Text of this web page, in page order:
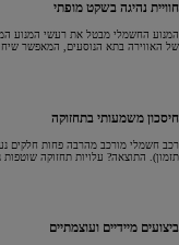
חוויית נהיגה בשקט מופתי
המנוע החשמלי מבטל את רעשי המנוע
של האווירה בתא הנוסעים, המאפשר שיחות
חיסכון משמעותי בתחזוקה
רכב חשמלי מורכב מהרבה פחות חלקים
תזמון). התוצאה? עלויות תחזוקה
ביצועים מיידיים ועוצמתיים